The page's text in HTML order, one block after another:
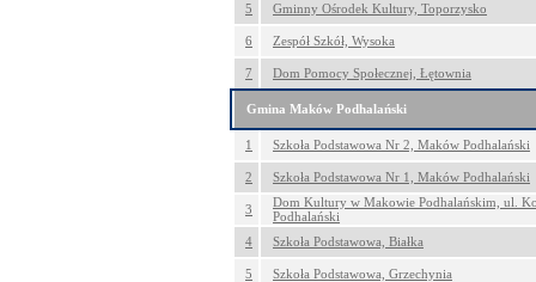
5 Gminny Ośrodek Kultury, Toporzysko
6 Zespół Szkół, Wysoka
7 Dom Pomocy Społecznej, Łętownia
Gmina Maków Podhalański
1 Szkoła Podstawowa Nr 2, Maków Podhalański
2 Szkoła Podstawowa Nr 1, Maków Podhalański
3
Dom Kultury w Makowie Podhalańskim, ul.
Podhalański
4
Szkoła Podstawowa, Białka
5 Szkoła Podstawowa, Grzechynia